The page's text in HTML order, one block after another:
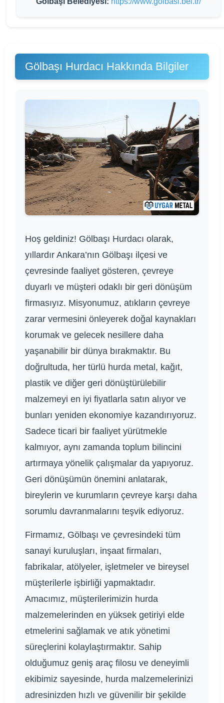
Gölbaşı Hurdacı Hakkında Bilgiler
Hoş geldiniz! Gölbaşı Hurdacı olarak,
yıllardır Ankara’nın Gölbaşı ilçesi ve
çevresinde faaliyet gösteren, çevreye
duyarlı ve müşteri odaklı bir geri dönüşüm
firmasıyız. Misyonumuz, atıkların çevreye
zarar vermesini önleyerek doğal kaynakları
korumak ve gelecek nesillere daha
yaşanabilir bir dünya bırakmaktır. Bu
doğrultuda, her türlü hurda metal, kağıt,
plastik ve diğer geri dönüştürülebilir
malzemeyi en iyi fiyatlarla satın alıyor ve
bunları yeniden ekonomiye kazandırıyoruz.
Sadece ticari bir faaliyet yürütmekle
kalmıyor, aynı zamanda toplum bilincini
artırmaya yönelik çalışmalar da yapıyoruz.
Geri dönüşümün önemini anlatarak,
bireylerin ve kurumların çevreye karşı daha
sorumlu davranmalarını teşvik ediyoruz.
Firmamız, Gölbaşı ve çevresindeki tüm
sanayi kuruluşları, inşaat firmaları,
fabrikalar, atölyeler, işletmeler ve bireysel
müşterilerle işbirliği yapmaktadır.
Amacımız, müşterilerimizin hurda
malzemelerinden en yüksek getiriyi elde
etmelerini sağlamak ve atık yönetimi
süreçlerini kolaylaştırmaktır. Sahip
olduğumuz geniş araç filosu ve deneyimli
ekibimiz sayesinde, hurda malzemelerinizi
adresinizden hızlı ve güvenilir bir şekilde